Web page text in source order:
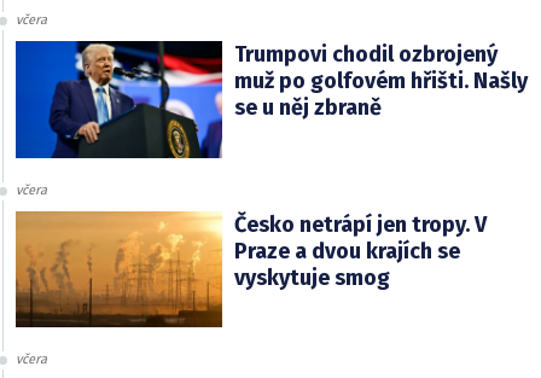
včera
Trumpovi chodil ozbrojený
muž po golfovém hřišti. Našly
se u něj zbraně
včera
Česko netrápí jen tropy. V
Praze a dvou krajích se
vyskytuje smog
včera